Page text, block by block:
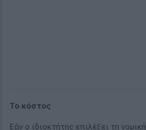
Το κόστος
Εάν ο ιδιοκτήτης επιλέξει τη